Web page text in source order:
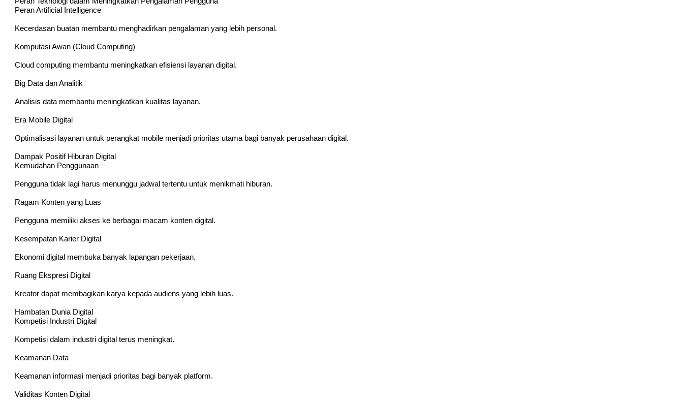
Peran Artificial Intelligence
Kecerdasan buatan membantu menghadirkan pengalaman yang lebih personal.
Komputasi Awan (Cloud Computing)
Cloud computing membantu meningkatkan efisiensi layanan digital.
Big Data dan Analitik
Analisis data membantu meningkatkan kualitas layanan.
Era Mobile Digital
Optimalisasi layanan untuk perangkat mobile menjadi prioritas utama bagi banyak perusahaan digital.
Dampak Positif Hiburan Digital
Kemudahan Penggunaan
Pengguna tidak lagi harus menunggu jadwal tertentu untuk menikmati hiburan.
Ragam Konten yang Luas
Pengguna memiliki akses ke berbagai macam konten digital.
Kesempatan Karier Digital
Ekonomi digital membuka banyak lapangan pekerjaan.
Ruang Ekspresi Digital
Kreator dapat membagikan karya kepada audiens yang lebih luas.
Hambatan Dunia Digital
Kompetisi Industri Digital
Kompetisi dalam industri digital terus meningkat.
Keamanan Data
Keamanan informasi menjadi prioritas bagi banyak platform.
Validitas Konten Digital